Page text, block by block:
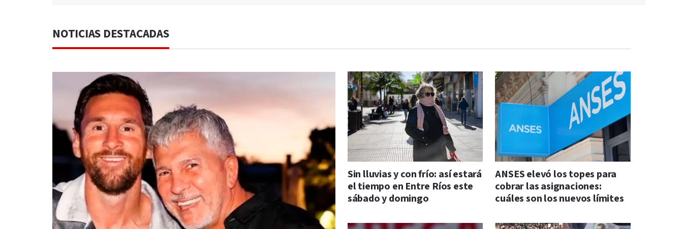
NOTICIAS DESTACADAS
Sin lluvias y con frío: así estará
el tiempo en Entre Ríos este
sábado y domingo
ANSES elevó los topes para
cobrar las asignaciones:
cuáles son los nuevos límites